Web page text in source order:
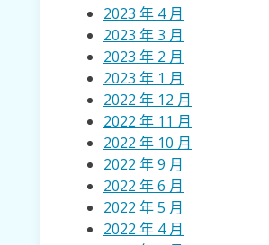
2023 年 4 月
2023 年 3 月
2023 年 2 月
2023 年 1 月
2022 年 12 月
2022 年 11 月
2022 年 10 月
2022 年 9 月
2022 年 6 月
2022 年 5 月
2022 年 4 月